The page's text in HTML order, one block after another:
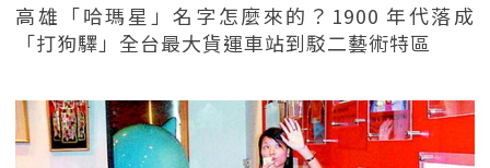
高雄「哈瑪星」名字怎麼來的？1900 年代落成
「打狗驛」全台最大貨運車站到駁二藝術特區